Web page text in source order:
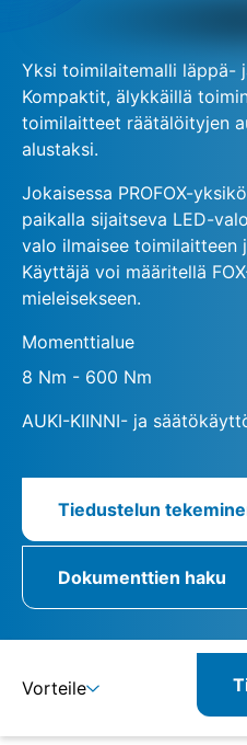
Yksi toimilaitemalli läppä-
Kompaktit, älykkäillä
toimilaitteet räätälöityjen
alustaksi.
Jokaisessa PROFOX-
paikalla sijaitseva LED-
valo ilmaisee toimilaitteen
Käyttäjä voi määritellä
mieleisekseen.
Momenttialue
8 Nm - 600 Nm
AUKI-KIINNI- ja
Tiedustelun
Dokumenttien haku
Vorteile